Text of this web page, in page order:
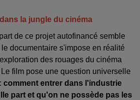
la jungle du cinéma
de ce projet autofinancé semble
documentaire s'impose en réalité
des rouages du cinéma
film pose une question universelle
comment entrer dans l'industrie
part et qu'on ne possède pas les